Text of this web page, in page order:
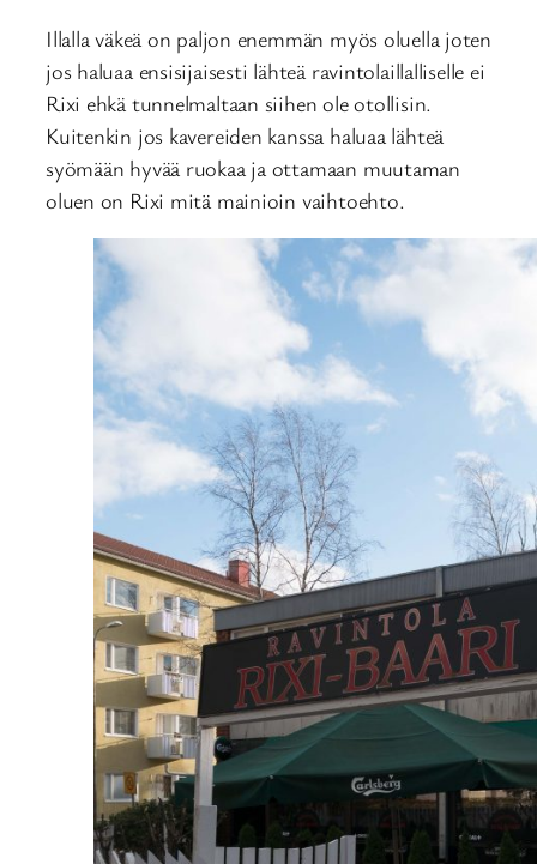
Illalla väkeä on paljon enemmän myös oluella joten
jos haluaa ensisijaisesti lähteä ravintolaillalliselle ei
Rixi ehkä tunnelmaltaan siihen ole otollisin.
Kuitenkin jos kavereiden kanssa haluaa lähteä
syömään hyvää ruokaa ja ottamaan muutaman
oluen on Rixi mitä mainioin vaihtoehto.